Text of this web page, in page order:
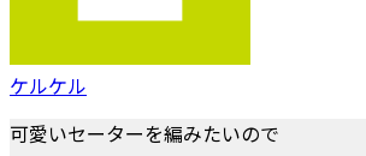
ケルケル
可愛いセーターを編みたいので